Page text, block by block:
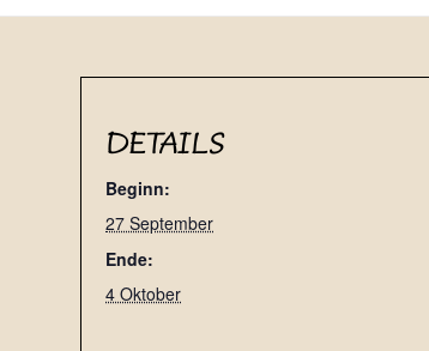
DETAILS
Beginn:
27 September
Ende:
4 Oktober